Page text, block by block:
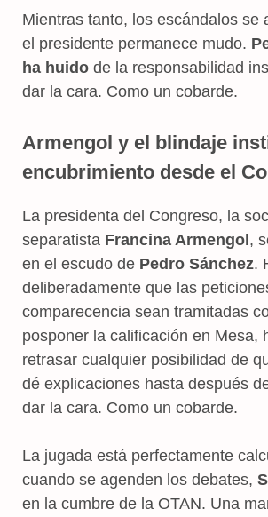
Mientras tanto, los escándalos se
el presidente permanece mudo.
ha huido de la responsabilidad
dar la cara. Como un cobarde.
Armengol y el blindaje
encubrimiento desde el
La presidenta del Congreso, la
separatista Francina Armengol,
en el escudo de Pedro Sánchez.
deliberadamente que las
comparecencia sean tramitadas
posponer la calificación en Mesa,
retrasar cualquier posibilidad de
dé explicaciones hasta después
dar la cara. Como un cobarde.
La jugada está perfectamente
cuando se agenden los debates,
en la cumbre de la OTAN. Una